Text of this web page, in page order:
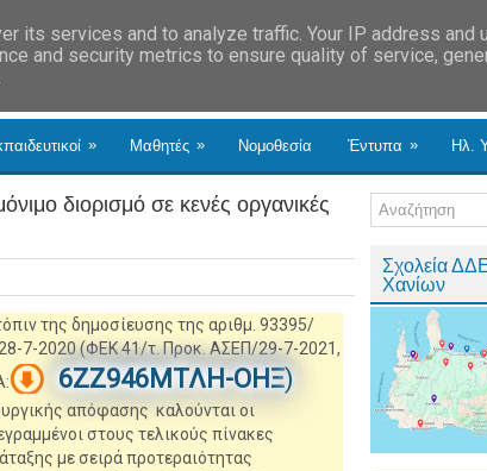
» Μαθητές » Νομοθεσία Έντυπα » Ηλ.
διορισμό σε κενές οργανικές
της δημοσίευσης της αριθμ. 93395/
7-2020 (ΦΕΚ 41/τ. Προκ. ΑΣΕΠ/29-7-2021,
6ΖΖ946ΜΤΛΗ-ΟΗΞ)
απόφασης καλούνται οι
στους τελικούς πίνακες
με σειρά προτεραιότητας
Σχολεία
Χανίων
its services and to analyze traffic. Your IP address and
and security metrics to ensure quality of service,